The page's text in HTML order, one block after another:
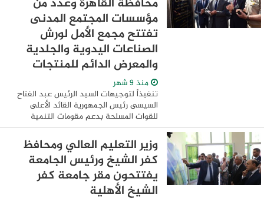
مؤسسات المجتمع المدنى
تفتتح مجمع الأمل لورش
الصناعات اليدوية والجلدية
والمعرض الدائم للمنتجات
منذ 9 شهر
تنفيذاً لتوجيهات السيد الرئيس عبد الفتاح
السيسى رئيس الجمهورية القائد الأعلى
للقوات المسلحة بدعم مقومات التنمية
الحضارية وتوفير الحياة الكريمة للمواطنين
بالمناطق السكنية غير المخططة الجارى ...
وزير التعليم العالي ومحافظ
كفر الشيخ ورئيس الجامعة
يفتتحون مقر جامعة كفر
الشيخ الأهلية